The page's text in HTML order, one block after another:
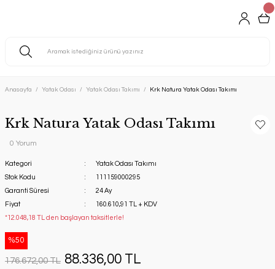
Anasayfa Yatak Odası Yatak Odası Takımı Krk Natura Yatak Odası Takımı
Krk Natura Yatak Odası Takımı
0 Yorum
Kategori
Yatak Odası Takımı
Stok Kodu
111159000295
Garanti Süresi
24 Ay
Fiyat
160.610,91 TL + KDV
*12.048,18 TL den başlayan taksitlerle!
%50
176.672,00 TL 88.336,00 TL